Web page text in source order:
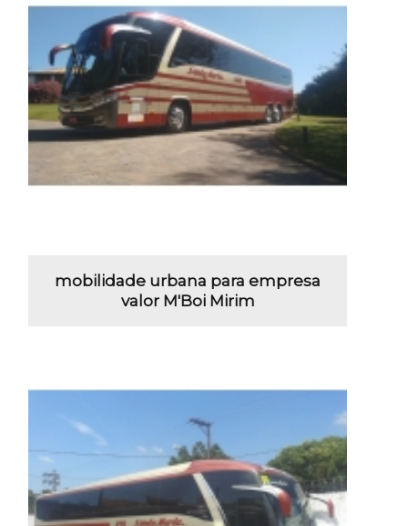
mobilidade urbana para empresa
valor M'Boi Mirim